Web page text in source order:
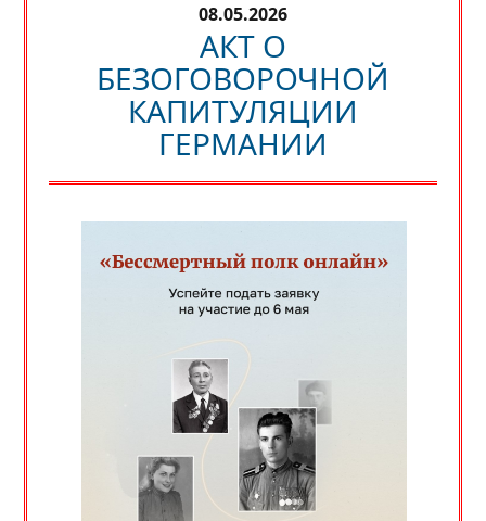
08.05.2026
АКТ О
БЕЗОГОВОРОЧНОЙ
КАПИТУЛЯЦИИ
ГЕРМАНИИ